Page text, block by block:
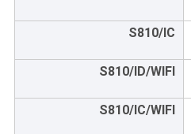
S810/IC
S810/ID/WIFI
S810/IC/WIFI